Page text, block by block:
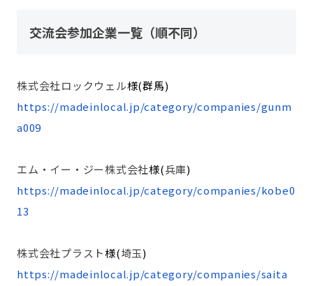
交流会参加企業一覧（順不同）
株式会社ロックウェル様(群馬)
https://madeinlocal.jp/category/companies/gunm
a009
エム・イー・ジー株式会社様(兵庫)
https://madeinlocal.jp/category/companies/kobe0
13
株式会社プラスト様(埼玉)
https://madeinlocal.jp/category/companies/saita